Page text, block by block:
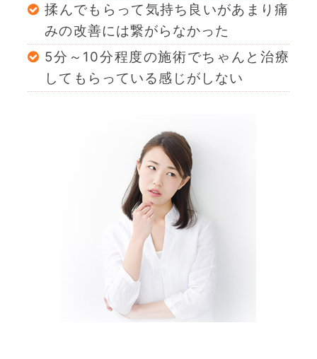
揉んでもらって気持ち良いがあまり痛
みの改善には繋がらなかった
5分～10分程度の施術でちゃんと治療
してもらっている感じがしない